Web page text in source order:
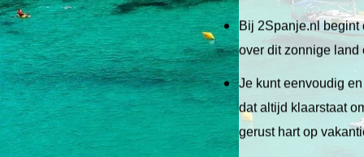
Bij 2Spanje.nl begint
over dit zonnige land
Je kunt eenvoudig
dat altijd klaarstaat
gerust hart op